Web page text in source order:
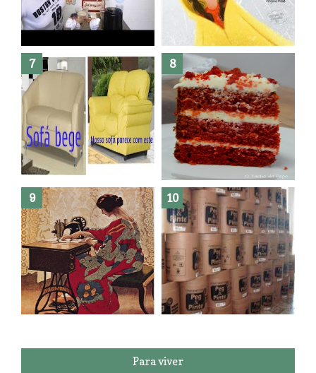
Dez bolos pra fazer antes de
morrer !
Haters, como surgiram?
O medo que habita em nós.
Reforma do sofá, agora é em
patchwork!
The Red Velvet !!! O Perfeito
Para viver